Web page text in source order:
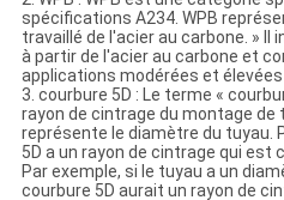
spécifications A234. WPB
travaillé de l'acier au carbone. »
à partir de l'acier au carbone et
applications modérées et
3. courbure 5D : Le terme «
rayon de cintrage du montage de
représente le diamètre du tuyau.
5D a un rayon de cintrage qui est
Par exemple, si le tuyau a un
courbure 5D aurait un rayon de